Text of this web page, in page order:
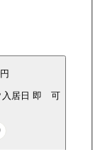
入居日 即 可